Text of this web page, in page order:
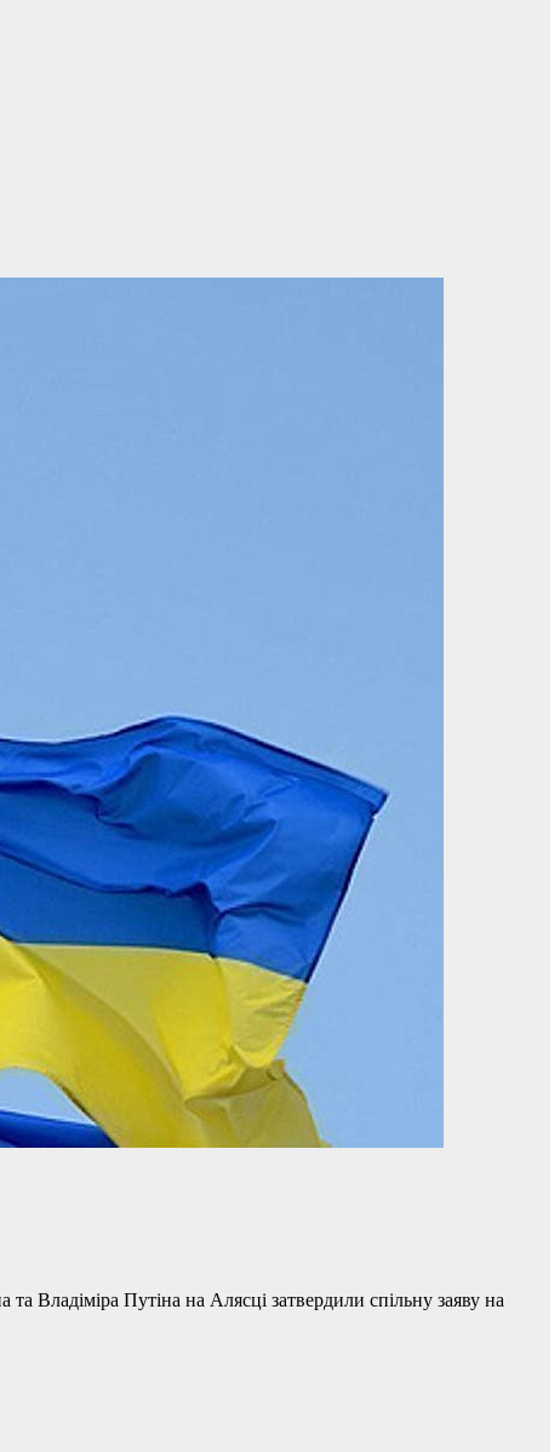
Владіміра Путіна на Алясці затвердили спільну заяву на